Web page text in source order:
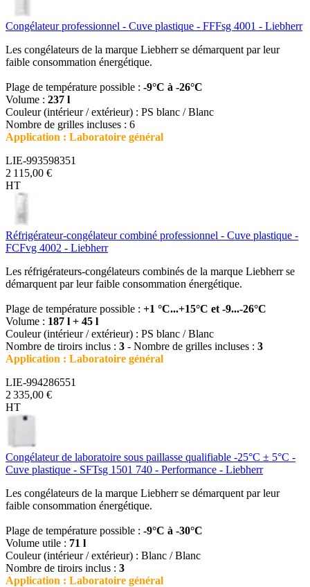
Congélateur professionnel - Cuve plastique - FFFsg 4001 - Liebherr
Les congélateurs de la marque Liebherr se démarquent par leur
faible consommation énergétique.
Plage de température possible : -9°C à -26°C
Volume : 237 l
Couleur (intérieur / extérieur) : PS blanc / Blanc
Nombre de grilles incluses : 6
Application : Laboratoire général
LIE-993598351
2 115,00 €
HT
Réfrigérateur-congélateur combiné professionnel - Cuve plastique -
FCFvg 4002 - Liebherr
Les réfrigérateurs-congélateurs combinés de la marque Liebherr se
démarquent par leur faible consommation énergétique.
Plage de température possible : +1 °C...+15°C et -9...-26°C
Volume : 187 l + 45 l
Couleur (intérieur / extérieur) : PS blanc / Blanc
Nombre de tiroirs inclus : 3 - Nombre de grilles incluses : 3
Application : Laboratoire général
LIE-994286551
2 335,00 €
HT
Congélateur de laboratoire sous paillasse qualifiable -25°C ± 5°C -
Cuve plastique - SFTsg 1501 740 - Performance - Liebherr
Les congélateurs de la marque Liebherr se démarquent par leur
faible consommation énergétique.
Plage de température possible : -9°C à -30°C
Volume utile : 71 l
Couleur (intérieur / extérieur) : Blanc / Blanc
Nombre de tiroirs inclus : 3
Application : Laboratoire général